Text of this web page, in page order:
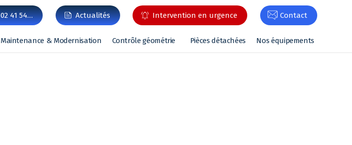
02 41 54… Actualités Intervention en urgence Contact
Maintenance & Modernisation Contrôle géométrie Pièces détachées Nos équipements